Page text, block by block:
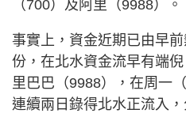
（700）及阿里（9988）。
事實上，資金近期已由早
份，在北水資金流早有端
里巴巴（9988），在周一
連續兩日錄得北水正流入